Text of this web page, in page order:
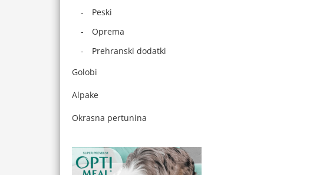
Peski
Oprema
Prehranski dodatki
Golobi
Alpake
Okrasna pertunina